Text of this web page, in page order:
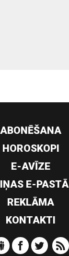
ABONĒŠANA
HOROSKOPI
E-AVĪZE
E-PASTĀ
REKLĀMA
KONTAKTI